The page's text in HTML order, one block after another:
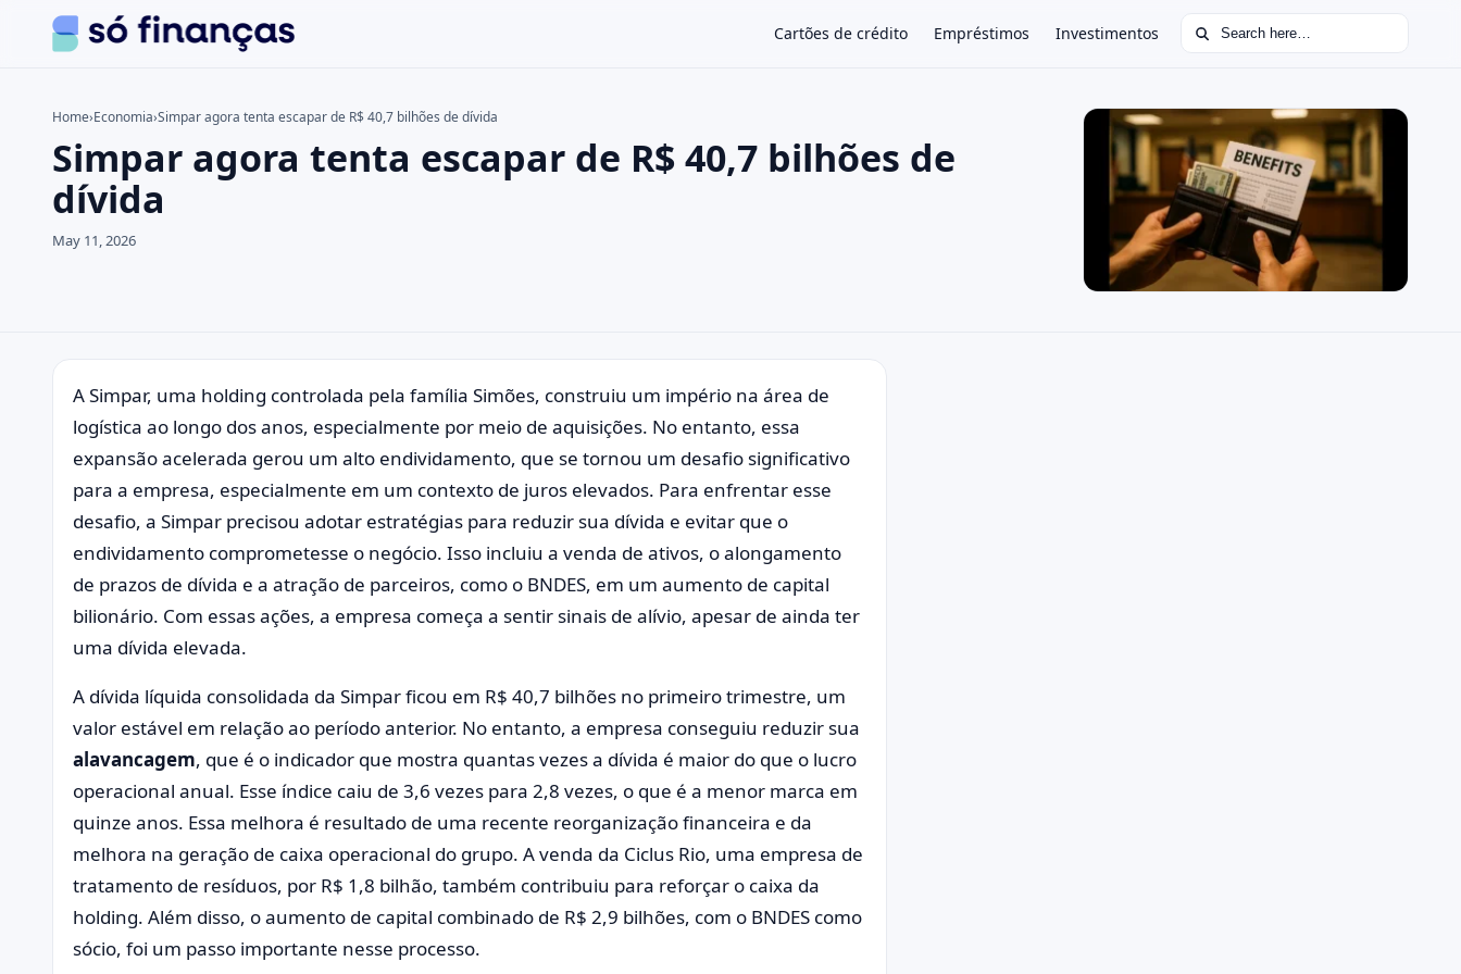
Cartões de crédito Empréstimos Investimentos Search for:
Search the site ×
Search for:
Press Enter to search or ESC to close.
Home›Economia›Simpar agora tenta escapar de R$ 40,7 bilhões de dívida
Simpar agora tenta escapar de R$ 40,7 bilhões de
dívida
May 11, 2026
A Simpar, uma holding controlada pela família Simões, construiu um império na área de
logística ao longo dos anos, especialmente por meio de aquisições. No entanto, essa
expansão acelerada gerou um alto endividamento, que se tornou um desafio significativo
para a empresa, especialmente em um contexto de juros elevados. Para enfrentar esse
desafio, a Simpar precisou adotar estratégias para reduzir sua dívida e evitar que o
endividamento comprometesse o negócio. Isso incluiu a venda de ativos, o alongamento
de prazos de dívida e a atração de parceiros, como o BNDES, em um aumento de capital
bilionário. Com essas ações, a empresa começa a sentir sinais de alívio, apesar de ainda ter
uma dívida elevada.
A dívida líquida consolidada da Simpar ficou em R$ 40,7 bilhões no primeiro trimestre, um
valor estável em relação ao período anterior. No entanto, a empresa conseguiu reduzir sua
alavancagem, que é o indicador que mostra quantas vezes a dívida é maior do que o lucro
operacional anual. Esse índice caiu de 3,6 vezes para 2,8 vezes, o que é a menor marca em
quinze anos. Essa melhora é resultado de uma recente reorganização financeira e da
melhora na geração de caixa operacional do grupo. A venda da Ciclus Rio, uma empresa de
tratamento de resíduos, por R$ 1,8 bilhão, também contribuiu para reforçar o caixa da
holding. Além disso, o aumento de capital combinado de R$ 2,9 bilhões, com o BNDES como
sócio, foi um passo importante nesse processo.